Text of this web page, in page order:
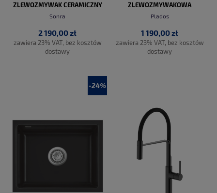
ZLEWOZMYWAK CERAMICZNY
Sonra
2 190,00 zł
zawiera 23% VAT, bez kosztów
dostawy
ZLEWOZMYWAKOWA
Plados
1 190,00 zł
zawiera 23% VAT, bez kosztów
dostawy
-24%